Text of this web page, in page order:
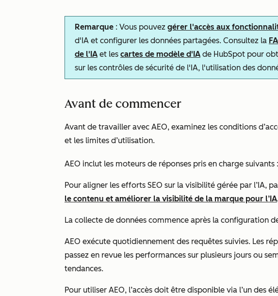
Remarque : Vous pouvez gérer l'accès aux
d'IA et configurer les données partagées. Consultez la
de l'IA et les cartes de modèle d'IA de HubSpot pour
sur les contrôles de sécurité de l'IA, l'utilisation des
Avant de commencer
Avant de travailler avec AEO, examinez les conditions
et les limites d’utilisation.
AEO inclut les moteurs de réponses pris en charge suivants
Pour aligner les efforts SEO sur la visibilité gérée par l’IA,
le contenu et améliorer la visibilité de la marque pour l’IA
La collecte de données commence après la configuration
AEO exécute quotidiennement des requêtes suivies. Les
passez en revue les performances sur plusieurs jours ou
tendances.
Pour utiliser AEO, l’accès doit être disponible via l’un des